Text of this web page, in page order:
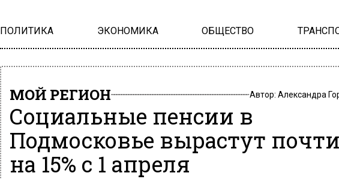
ПОЛИТИКА ЭКОНОМИКА ОБЩЕСТВО
МОЙ РЕГИОН Автор: Александра
Социальные пенсии в
Подмосковье вырастут почти
на 15% с 1 апреля